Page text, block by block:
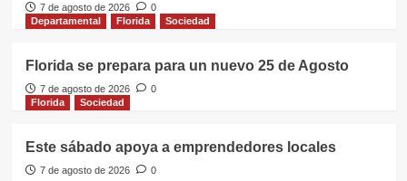
7 de agosto de 2026
0
Departamental
Florida Sociedad
Florida se prepara para un nuevo 25 de Agosto
7 de agosto de 2026
0
Florida
Sociedad
Este sábado apoya a emprendedores locales
7 de agosto de 2026 0